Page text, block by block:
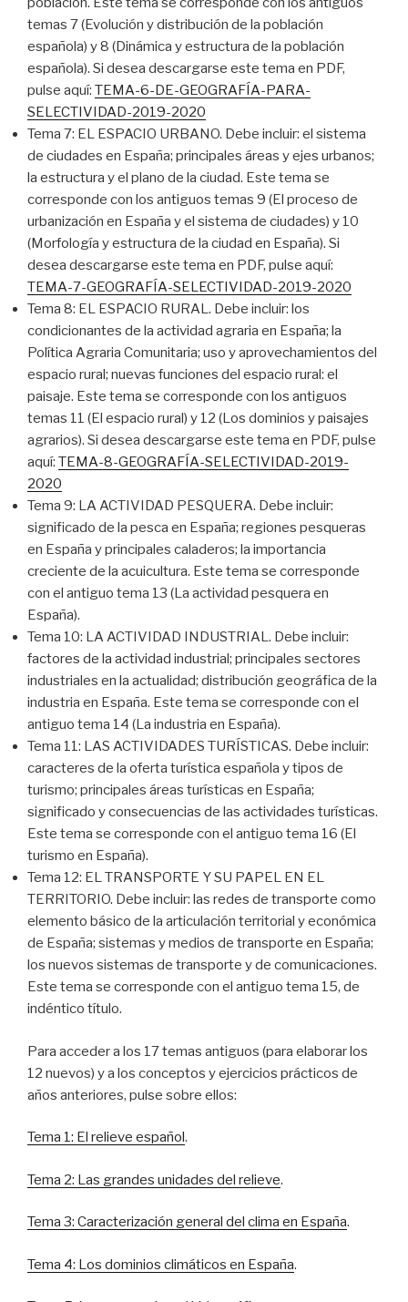
temas 7 (Evolución y distribución de la población
española) y 8 (Dinámica y estructura de la población
española). Si desea descargarse este tema en PDF,
pulse aquí: TEMA-6-DE-GEOGRAFÍA-PARA-
SELECTIVIDAD-2019-2020
Tema 7: EL ESPACIO URBANO. Debe incluir: el sistema
de ciudades en España; principales áreas y ejes urbanos;
la estructura y el plano de la ciudad. Este tema se
corresponde con los antiguos temas 9 (El proceso de
urbanización en España y el sistema de ciudades) y 10
(Morfología y estructura de la ciudad en España). Si
desea descargarse este tema en PDF, pulse aquí:
TEMA-7-GEOGRAFÍA-SELECTIVIDAD-2019-2020
Tema 8: EL ESPACIO RURAL. Debe incluir: los
condicionantes de la actividad agraria en España; la
Política Agraria Comunitaria; uso y aprovechamientos del
espacio rural; nuevas funciones del espacio rural: el
paisaje. Este tema se corresponde con los antiguos
temas 11 (El espacio rural) y 12 (Los dominios y paisajes
agrarios). Si desea descargarse este tema en PDF, pulse
aquí: TEMA-8-GEOGRAFÍA-SELECTIVIDAD-2019-
2020
Tema 9: LA ACTIVIDAD PESQUERA. Debe incluir:
significado de la pesca en España; regiones pesqueras
en España y principales caladeros; la importancia
creciente de la acuicultura. Este tema se corresponde
con el antiguo tema 13 (La actividad pesquera en
España).
Tema 10: LA ACTIVIDAD INDUSTRIAL. Debe incluir:
factores de la actividad industrial; principales sectores
industriales en la actualidad; distribución geográfica de la
industria en España. Este tema se corresponde con el
antiguo tema 14 (La industria en España).
Tema 11: LAS ACTIVIDADES TURÍSTICAS. Debe incluir:
caracteres de la oferta turística española y tipos de
turismo; principales áreas turísticas en España;
significado y consecuencias de las actividades turísticas.
Este tema se corresponde con el antiguo tema 16 (El
turismo en España).
Tema 12: EL TRANSPORTE Y SU PAPEL EN EL
TERRITORIO. Debe incluir: las redes de transporte como
elemento básico de la articulación territorial y económica
de España; sistemas y medios de transporte en España;
los nuevos sistemas de transporte y de comunicaciones.
Este tema se corresponde con el antiguo tema 15, de
indéntico título.
Para acceder a los 17 temas antiguos (para elaborar los
12 nuevos) y a los conceptos y ejercicios prácticos de
años anteriores, pulse sobre ellos:
Tema 1: El relieve español.
Tema 2: Las grandes unidades del relieve.
Tema 3: Caracterización general del clima en España.
Tema 4: Los dominios climáticos en España.